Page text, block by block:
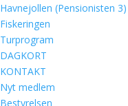
Havnejollen (Pensionisten 3)
Fiskeringen
Turprogram
DAGKORT
KONTAKT
Nyt medlem
Bestyrelsen